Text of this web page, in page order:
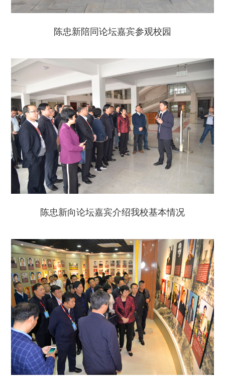
陈忠新陪同论坛嘉宾参观校园
陈忠新向论坛嘉宾介绍我校基本情况